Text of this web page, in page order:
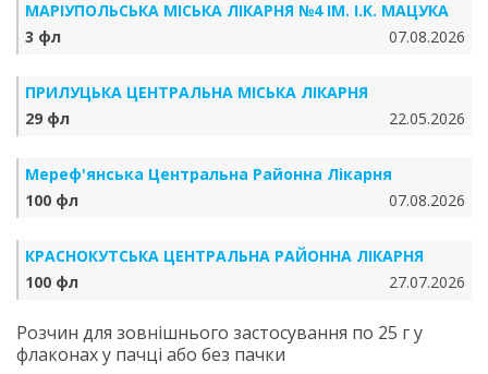
МАРІУПОЛЬСЬКА МІСЬКА ЛІКАРНЯ №4 ІМ. І.К. МАЦУКА
3 фл
07.08.2026
ПРИЛУЦЬКА ЦЕНТРАЛЬНА МІСЬКА ЛІКАРНЯ
29 фл
22.05.2026
Мереф'янська Центральна Районна Лікарня
100 фл
07.08.2026
КРАСНОКУТСЬКА ЦЕНТРАЛЬНА РАЙОННА ЛІКАРНЯ
100 фл
27.07.2026
Розчин для зовнішнього застосування по 25 г у
флаконах у пачці або без пачки